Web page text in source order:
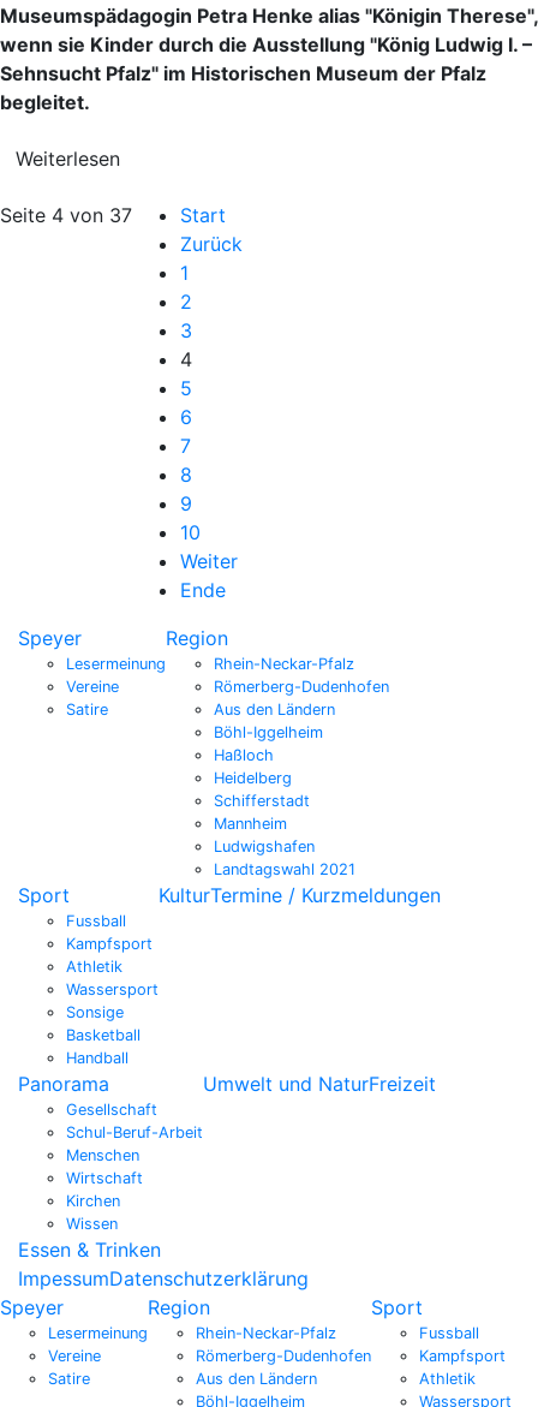
Museumspädagogin Petra Henke alias "Königin Therese",
wenn sie Kinder durch die Ausstellung "König Ludwig I. –
Sehnsucht Pfalz" im Historischen Museum der Pfalz
begleitet.
Weiterlesen
Seite 4 von 37
Start
Zurück
1
2
3
4
5
6
7
8
9
10
Weiter
Ende
Speyer
Lesermeinung
Vereine
Satire
Region
Rhein-Neckar-Pfalz
Römerberg-Dudenhofen
Aus den Ländern
Böhl-Iggelheim
Haßloch
Heidelberg
Schifferstadt
Mannheim
Ludwigshafen
Landtagswahl 2021
Sport
Fussball
Kampfsport
Athletik
Wassersport
Sonsige
Basketball
Handball
KulturTermine / Kurzmeldungen
Panorama
Gesellschaft
Schul-Beruf-Arbeit
Menschen
Wirtschaft
Kirchen
Wissen
Umwelt und NaturFreizeit
Essen & Trinken
ImpessumDatenschutzerklärung
Speyer
Lesermeinung
Vereine
Satire
Region
Rhein-Neckar-Pfalz
Römerberg-Dudenhofen
Aus den Ländern
Böhl-Iggelheim
Sport
Fussball
Kampfsport
Athletik
Wassersport